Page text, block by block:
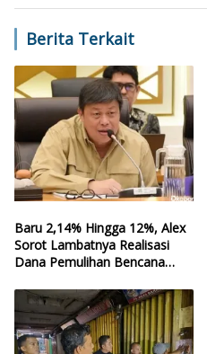
Berita Terkait
Baru 2,14% Hingga 12%, Alex
Sorot Lambatnya Realisasi
Dana Pemulihan Bencana